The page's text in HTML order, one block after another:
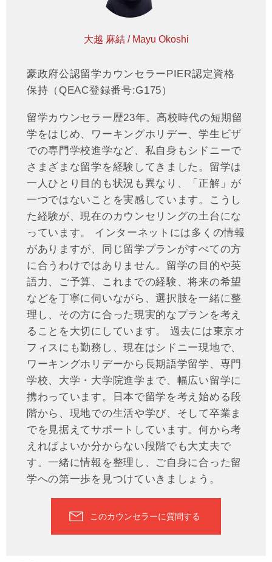
大越 麻結 / Mayu Okoshi
豪政府公認留学カウンセラーPIER認定資格
保持（QEAC登録番号:G175）
留学カウンセラー歴23年。高校時代の短期留
学をはじめ、ワーキングホリデー、学生ビザ
での専門学校進学など、私自身もシドニーで
さまざまな留学を経験してきました。留学は
一人ひとり目的も状況も異なり、「正解」が
一つではないことを実感しています。こうし
た経験が、現在のカウンセリングの土台にな
っています。 インターネットには多くの情報
がありますが、同じ留学プランがすべての方
に合うわけではありません。留学の目的や英
語力、ご予算、これまでの経験、将来の希望
などを丁寧に伺いながら、選択肢を一緒に整
理し、その方に合った現実的なプランを考え
ることを大切にしています。 過去には東京オ
フィスにも勤務し、現在はシドニー現地で、
ワーキングホリデーから長期語学留学、専門
学校、大学・大学院進学まで、幅広い留学に
携わっています。日本で留学を考え始める段
階から、現地での生活や学び、そして卒業ま
でを見据えてサポートしています。何から考
えればよいか分からない段階でも大丈夫で
す。一緒に情報を整理し、ご自身に合った留
学への第一歩を見つけていきましょう。
このカウンセラーに質問する